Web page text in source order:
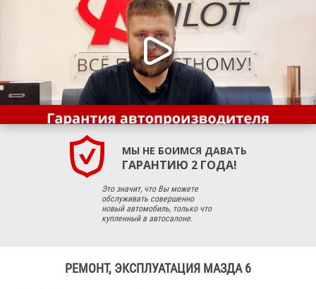
МЫ НЕ БОИМСЯ ДАВАТЬ
ГАРАНТИЮ 2 ГОДА!
Это значит, что Вы можете
обслуживать совершенно
новый автомобиль, только что
купленный в автосалоне.
РЕМОНТ, ЭКСПЛУАТАЦИЯ МАЗДА 6